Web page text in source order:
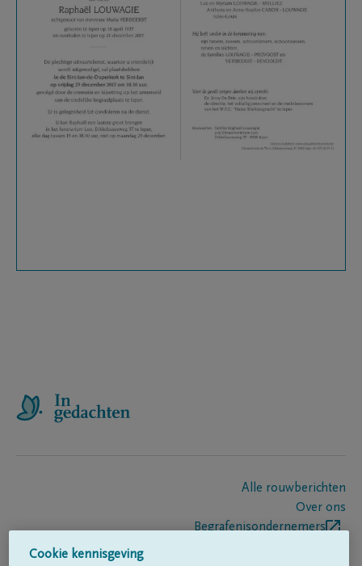
Alle rouwberichten
Over ons
Begrafenisondernemers
Cookie kennisgeving